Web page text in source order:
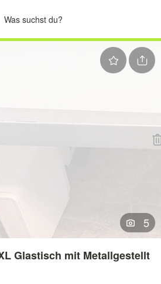
5
Glastisch mit Metallgestellt